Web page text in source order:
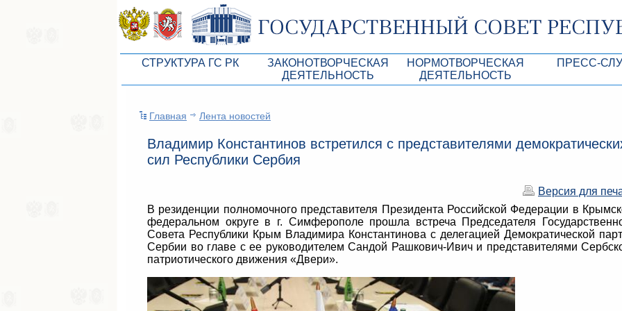
СТРУКТУРА ГС РК
Президиум ГС РК
Депутатский корпус
Комитеты ГС РК
Аппарат ГС РК
Советники Председателя ГС РК
Управление делами ГС РК
Поиск депутата по округу
ЗАКОНОТВОРЧЕСКАЯ
ДЕЯТЕЛЬНОСТЬ
Бюджет Республики Крым
Законы
Антикоррупционная экспертиза
Информация
Схема законодательного процесса в РК
Статистика законотворчества
НОРМОТВОРЧЕСКАЯ
ДЕЯТЕЛЬНОСТЬ
Aкты Президиума ГС РК
ПРЕСС-
Фотогалерея
Контакты
Главная Лента новостей
Владимир Константинов встретился с представителями
сил Республики Сербия
Версия для
В резиденции полномочного представителя Президента Российской Федерации в
федеральном округе в г. Симферополе прошла встреча Председателя
Совета Республики Крым Владимира Константинова с делегацией Демократической
Сербии во главе с ее руководителем Сандой Рашкович-Ивич и представителями
патриотического движения «Двери».